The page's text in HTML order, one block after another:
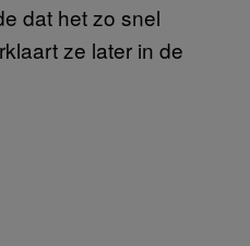
dat het zo snel
ze later in de